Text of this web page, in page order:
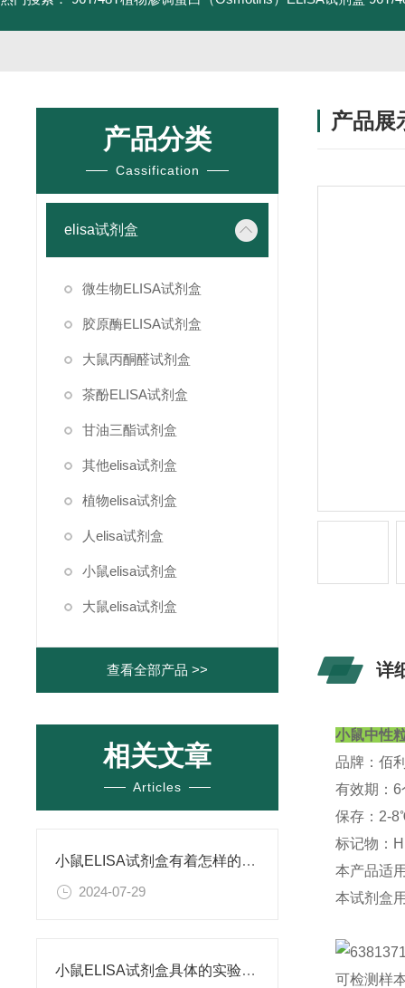
产品分类
Cassification
elisa试剂盒
微生物ELISA试剂盒
胶原酶ELISA试剂盒
大鼠丙酮醛试剂盒
茶酚ELISA试剂盒
甘油三酯试剂盒
其他elisa试剂盒
植物elisa试剂盒
人elisa试剂盒
小鼠elisa试剂盒
大鼠elisa试剂盒
查看全部产品 >>
相关文章
Articles
小鼠ELISA试剂盒有着怎样的特点呢？
2024-07-29
小鼠ELISA试剂盒具体的实验步骤是怎样的呢？
产品展
详
小鼠中性
品牌：佰
有效期：6
保存：2-
标记物：
本产品适
本试剂盒
可检测样